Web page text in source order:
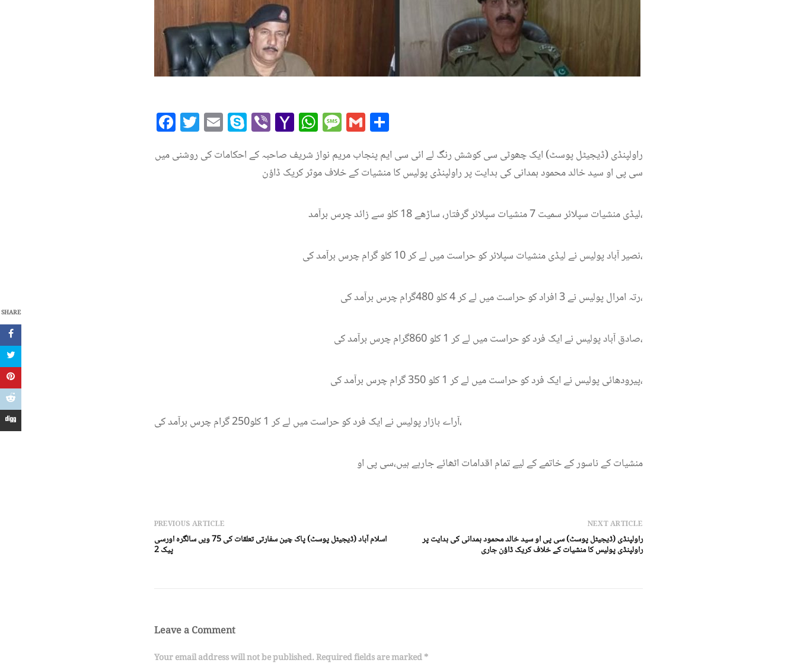
SHARE
Facebook
Twitter
EmailSkype
ViberYahoo
Mail
WhatsApp
Message
Gmail
راولپنڈی (ڈیجیٹل پوسٹ) ایک چھوٹی سی کوشش رنگ لے ائی سی ایم پنجاب مریم نواز شریف صاحبہ کے احکامات کی روشنی میں
سی پی او سید خالد محمود ہمدانی کی ہدایت پر راولپنڈی پولیس کا منشیات کے خلاف موثر کریک ڈاؤن
لیڈی منشیات سپلائر سمیت 7 منشیات سپلائر گرفتار، ساڑھے 18 کلو سے زائد چرس برآمد،
نصیر آباد پولیس نے لیڈی منشیات سپلائر کو حراست میں لے کر 10 کلو گرام چرس برآمد کی،
رتہ امرال پولیس نے 3 افراد کو حراست میں لے کر 4 کلو 480گرام چرس برآمد کی،
صادق آباد پولیس نے ایک فرد کو حراست میں لے کر 1 کلو 860گرام چرس برآمد کی،
پیرودھائی پولیس نے ایک فرد کو حراست میں لے کر 1 کلو 350 گرام چرس برآمد کی،
آراے بازار پولیس نے ایک فرد کو حراست میں لے کر 1 کلو250 گرام چرس برآمد کی،
منشیات کے ناسور کے خاتمے کے لیے تمام اقدامات اٹھائے جارہے ہیں،سی پی او
PREVIOUS ARTICLE
اسلام آباد (ڈیجیٹل پوسٹ) پاک چین سفارتی تعلقات کی 75 ویں سالگرہ اورسی
پیک 2
NEXT ARTICLE
راولپنڈی (ڈیجیٹل پوسٹ) سی پی او سید خالد محمود ہمدانی کی ہدایت پر
راولپنڈی پولیس کا منشیات کے خلاف کریک ڈاؤن جاری
Leave a Comment
Your email address will not be published. Required fields are marked *